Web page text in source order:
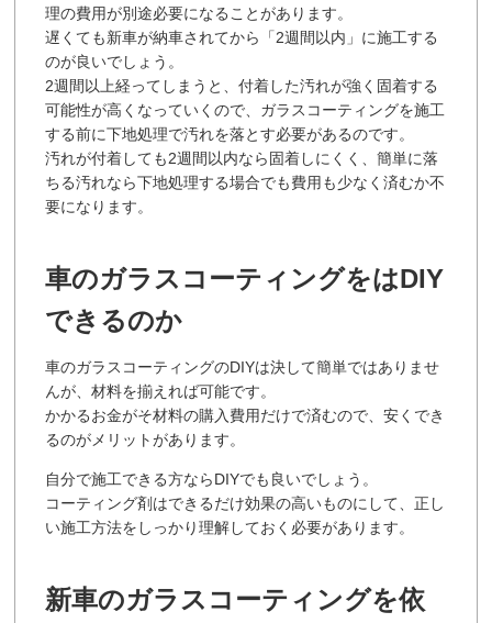
理の費用が別途必要になることがあります。
遅くても新車が納車されてから「2週間以内」に施工する
のが良いでしょう。
2週間以上経ってしまうと、付着した汚れが強く固着する
可能性が高くなっていくので、ガラスコーティングを施工
する前に下地処理で汚れを落とす必要があるのです。
汚れが付着しても2週間以内なら固着しにくく、簡単に落
ちる汚れなら下地処理する場合でも費用も少なく済むか不
要になります。
車のガラスコーティングをはDIY
できるのか
車のガラスコーティングのDIYは決して簡単ではありませ
んが、材料を揃えれば可能です。
かかるお金がそ材料の購入費用だけで済むので、安くでき
るのがメリットがあります。
自分で施工できる方ならDIYでも良いでしょう。
コーティング剤はできるだけ効果の高いものにして、正し
い施工方法をしっかり理解しておく必要があります。
新車のガラスコーティングを依